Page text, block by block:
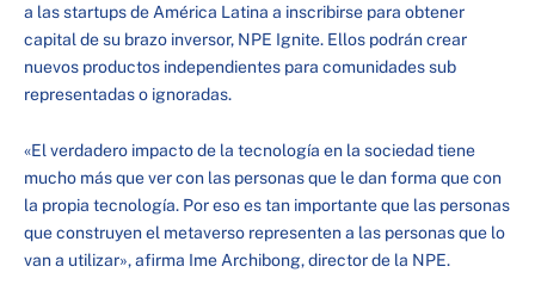
a las startups de América Latina a inscribirse para obtener
capital de su brazo inversor, NPE Ignite. Ellos podrán crear
nuevos productos independientes para comunidades sub
representadas o ignoradas.
«El verdadero impacto de la tecnología en la sociedad tiene
mucho más que ver con las personas que le dan forma que con
la propia tecnología. Por eso es tan importante que las personas
que construyen el metaverso representen a las personas que lo
van a utilizar», afirma Ime Archibong, director de la NPE.